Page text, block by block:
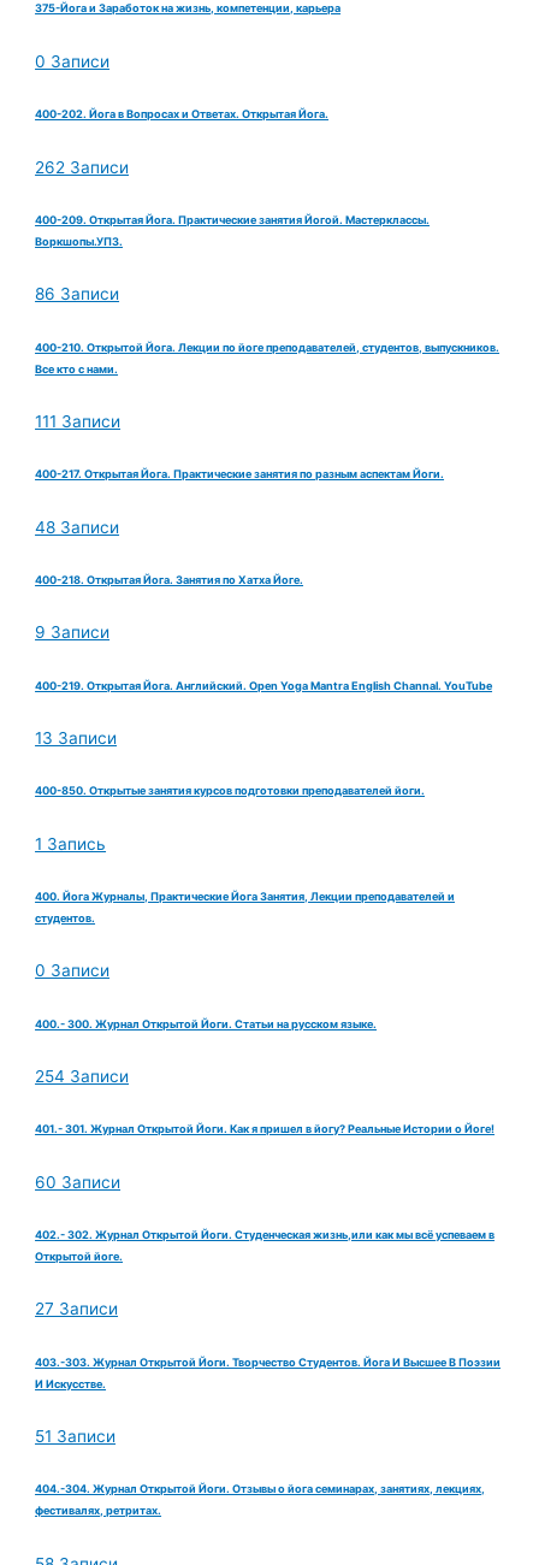
375-Йога и Заработок на жизнь, компетенции, карьера
0 Записи
400-202. Йога в Вопросах и Ответах. Открытая Йога.
262 Записи
400-209. Открытая Йога. Практические занятия Йогой. Мастерклассы.
Воркшопы.УПЗ.
86 Записи
400-210. Открытой Йога. Лекции по йоге преподавателей, студентов, выпускников.
Все кто с нами.
111 Записи
400-217. Открытая Йога. Практические занятия по разным аспектам Йоги.
48 Записи
400-218. Открытая Йога. Занятия по Хатха Йоге.
9 Записи
400-219. Открытая Йога. Английский. Open Yoga Mantra English Channal. YouTube
13 Записи
400-850. Открытые занятия курсов подготовки преподавателей йоги.
1 Запись
400. Йога Журналы, Практические Йога Занятия, Лекции преподавателей и
студентов.
0 Записи
400.- 300. Журнал Открытой Йоги. Статьи на русском языке.
254 Записи
401.- 301. Журнал Открытой Йоги. Как я пришел в йогу? Реальные Истории о Йоге!
60 Записи
402.- 302. Журнал Открытой Йоги. Студенческая жизнь,или как мы всё успеваем в
Открытой йоге.
27 Записи
403.-303. Журнал Открытой Йоги. Творчество Студентов. Йога И Высшее В Поэзии
И Искусстве.
51 Записи
404.-304. Журнал Открытой Йоги. Отзывы о йога семинарах, занятиях, лекциях,
фестивалях, ретритах.